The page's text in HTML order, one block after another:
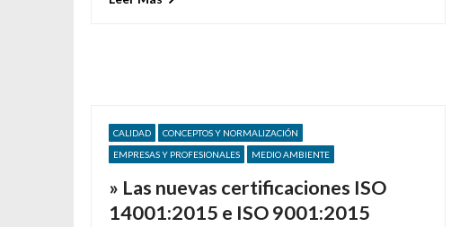
CALIDAD CONCEPTOS Y NORMALIZACIÓN
EMPRESAS Y PROFESIONALES MEDIO AMBIENTE
» Las nuevas certificaciones ISO
14001:2015 e ISO 9001:2015